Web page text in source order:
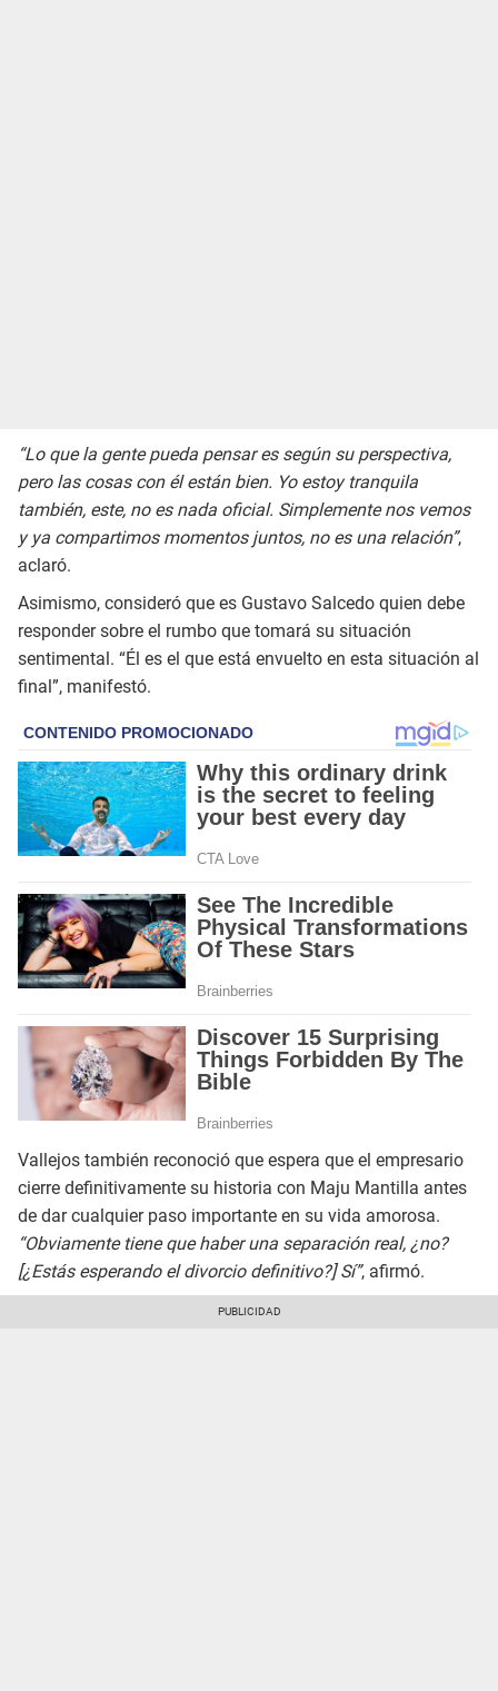
“Lo que la gente pueda pensar es según su perspectiva,
pero las cosas con él están bien. Yo estoy tranquila
también, este, no es nada oficial. Simplemente nos vemos
y ya compartimos momentos juntos, no es una relación”,
aclaró.
Asimismo, consideró que es Gustavo Salcedo quien debe
responder sobre el rumbo que tomará su situación
sentimental. “Él es el que está envuelto en esta situación al
final”, manifestó.
Vallejos también reconoció que espera que el empresario
cierre definitivamente su historia con Maju Mantilla antes
de dar cualquier paso importante en su vida amorosa.
“Obviamente tiene que haber una separación real, ¿no?
[¿Estás esperando el divorcio definitivo?] Sí”, afirmó.